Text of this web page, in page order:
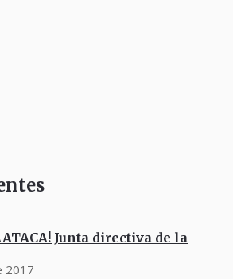
Junta directiva de la
2017